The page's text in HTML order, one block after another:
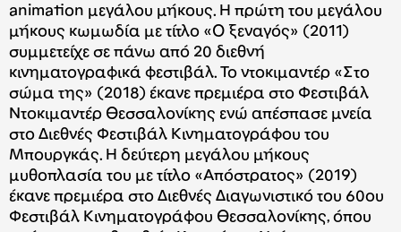
animation μεγάλου μήκους. Η πρώτη του μεγάλου
μήκους κωμωδία με τίτλο «Ο ξεναγός» (2011)
συμμετείχε σε πάνω από 20 διεθνή
κινηματογραφικά φεστιβάλ. Το ντοκιμαντέρ «Στο
σώμα της» (2018) έκανε πρεμιέρα στο Φεστιβάλ
Ντοκιμαντέρ Θεσσαλονίκης ενώ απέσπασε μνεία
στο Διεθνές Φεστιβάλ Κινηματογράφου του
Μπουργκάς. Η δεύτερη μεγάλου μήκους
μυθοπλασία του με τίτλο «Απόστρατος» (2019)
έκανε πρεμιέρα στο Διεθνές Διαγωνιστικό του 60ου
Φεστιβάλ Κινηματογράφου Θεσσαλονίκης, όπου